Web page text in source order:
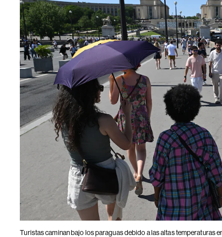
Turistas caminan bajo los paraguas debido a las altas temperaturas